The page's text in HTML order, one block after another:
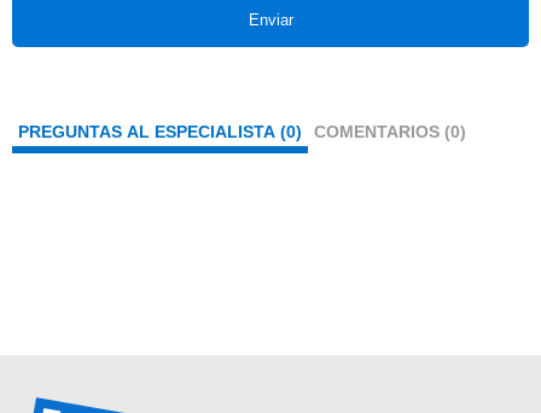
Enviar
PREGUNTAS AL ESPECIALISTA (0) COMENTARIOS (0)